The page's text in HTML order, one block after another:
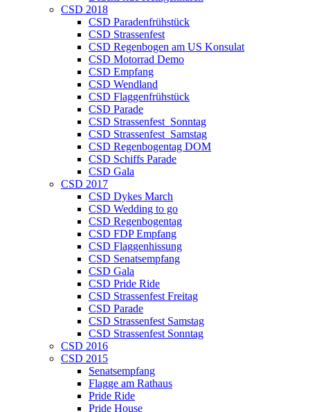
CSD 2018
CSD Paradenfrühstück
CSD Strassenfest
CSD Regenbogen am US Konsulat
CSD Motorrad Demo
CSD Empfang
CSD Wendland
CSD Flaggenfrühstück
CSD Parade
CSD Strassenfest_Sonntag
CSD Strassenfest_Samstag
CSD Regenbogentag DOM
CSD Schiffs Parade
CSD Gala
CSD 2017
CSD Dykes March
CSD Wedding to go
CSD Regenbogentag
CSD FDP Empfang
CSD Flaggenhissung
CSD Senatsempfang
CSD Gala
CSD Pride Ride
CSD Strassenfest Freitag
CSD Parade
CSD Strassenfest Samstag
CSD Strassenfest Sonntag
CSD 2016
CSD 2015
Senatsempfang
Flagge am Rathaus
Pride Ride
Pride House